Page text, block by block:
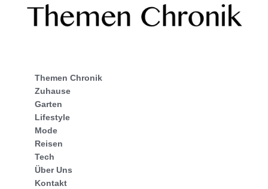
Themen Chronik
Zuhause
Garten
Lifestyle
Mode
Reisen
Tech
Über Uns
Kontakt